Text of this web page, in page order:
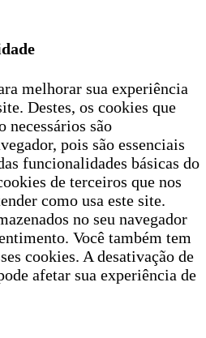
melhorar sua experiência
Destes, os cookies que
necessários são
pois são essenciais
funcionalidades básicas do
de terceiros que nos
como usa este site.
no seu navegador
Você também tem
cookies. A desativação de
afetar sua experiência de